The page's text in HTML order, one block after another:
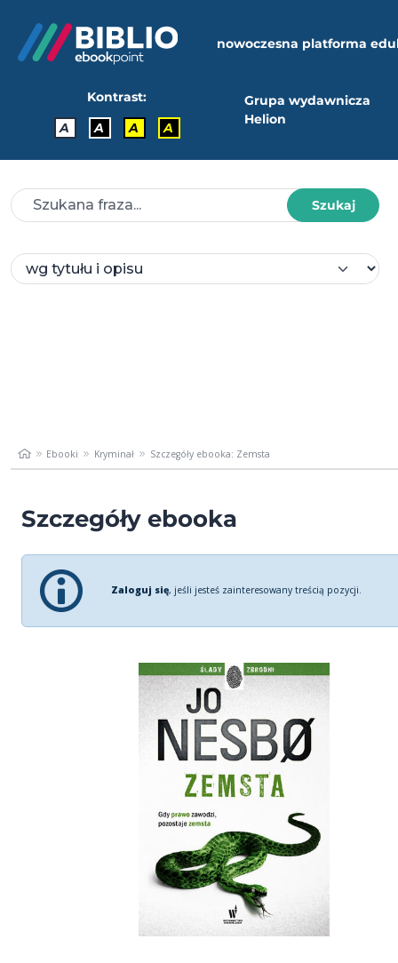
nowoczesna platforma
Kontrast:
A
A A A
Grupa wydawnicza
Helion
Szukaj
Ebooki Kryminał Szczegóły ebooka: Zemsta
Szczegóły ebooka
Zaloguj się, jeśli jesteś zainteresowany treścią pozycji.